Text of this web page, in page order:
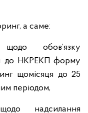
а саме:
обов’язку
до НКРЕКП форму
щомісяця до 25
періодом,
надсилання